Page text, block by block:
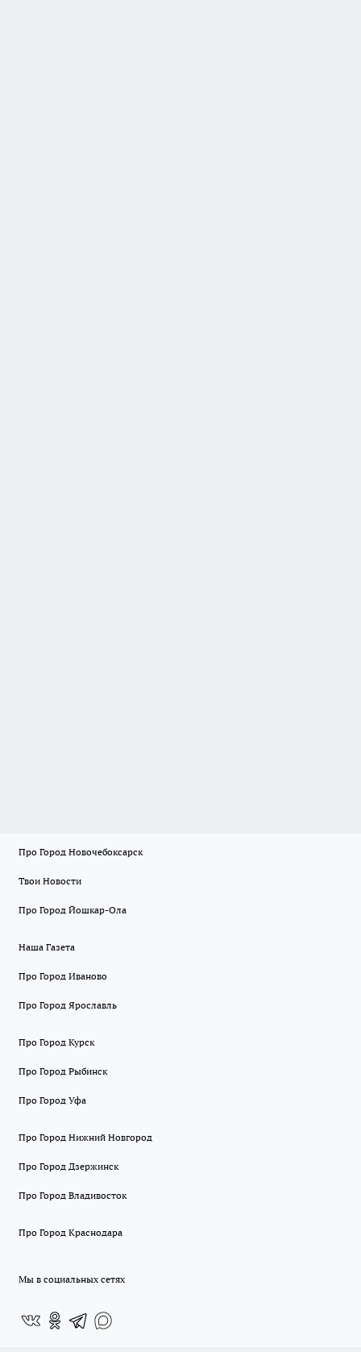
Про Город Новочебоксарск
Твои Новости
Про Город Йошкар-Ола
Наша Газета
Про Город Иваново
Про Город Ярославль
Про Город Курск
Про Город Рыбинск
Про Город Уфа
Про Город Нижний Новгород
Про Город Дзержинск
Про Город Владивосток
Про Город Краснодара
Мы в социальных сетях